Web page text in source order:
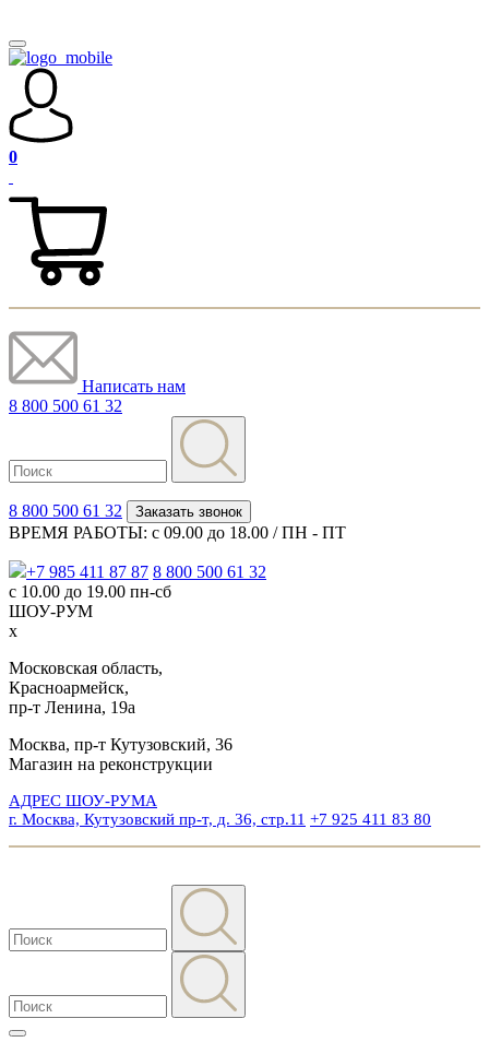
0
Написать нам
8 800 500 61 32
8 800 500 61 32 Заказать звонок
ВРЕМЯ РАБОТЫ: с 09.00 до 18.00 / ПН - ПТ
+7 985 411 87 87 8 800 500 61 32
с 10.00 до 19.00 пн-сб
ШОУ-РУМ
x
Московская область,
Красноармейск,
пр-т Ленина, 19а
Москва, пр-т Кутузовский, 36
Магазин на реконструкции
АДРЕС ШОУ-РУМА
г. Москва, Кутузовский пр-т, д. 36, стр.11 +7 925 411 83 80